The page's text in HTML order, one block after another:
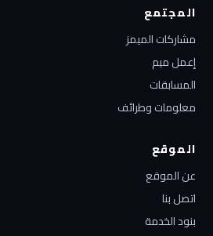
المجتمع
مشاركات الميمز
إعمل ميم
المسابقات
معلومات وطرائف
الموقع
عن الموقع
اتصل بنا
بنود الخدمة